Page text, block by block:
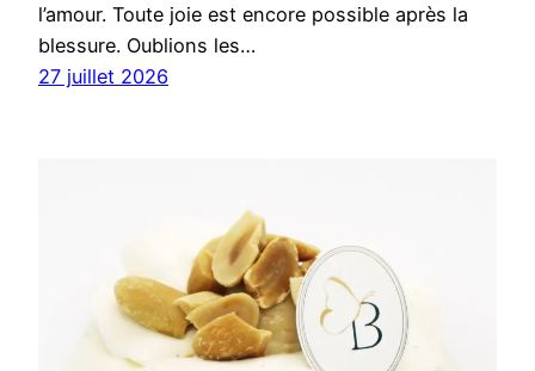
l’amour. Toute joie est encore possible après la
blessure. Oublions les…
27 juillet 2026